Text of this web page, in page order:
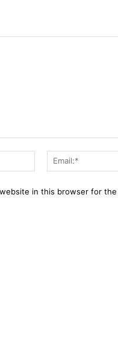
Name:*
website in this browser for